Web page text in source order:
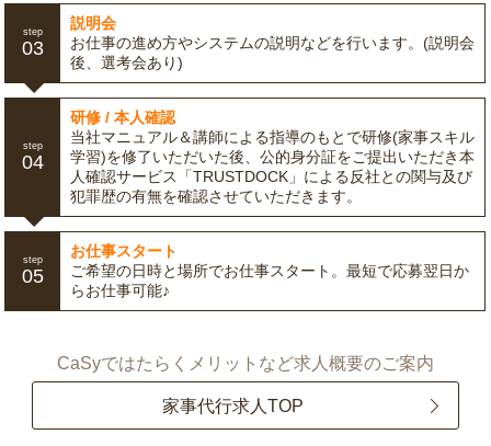
step
03
説明会
お仕事の進め方やシステムの説明などを行います。(説明会
後、選考会あり)
step
04
研修 / 本人確認
当社マニュアル＆講師による指導のもとで研修(家事スキル
学習)を修了いただいた後、公的身分証をご提出いただき本
人確認サービス「TRUSTDOCK」による反社との関与及び
犯罪歴の有無を確認させていただきます。
step
05
お仕事スタート
ご希望の日時と場所でお仕事スタート。最短で応募翌日か
らお仕事可能♪
CaSyではたらくメリットなど求人概要のご案内
家事代行求人TOP